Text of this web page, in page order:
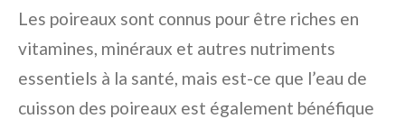
Les poireaux sont connus pour être riches en
vitamines, minéraux et autres nutriments
essentiels à la santé, mais est-ce que l’eau de
cuisson des poireaux est également bénéfique